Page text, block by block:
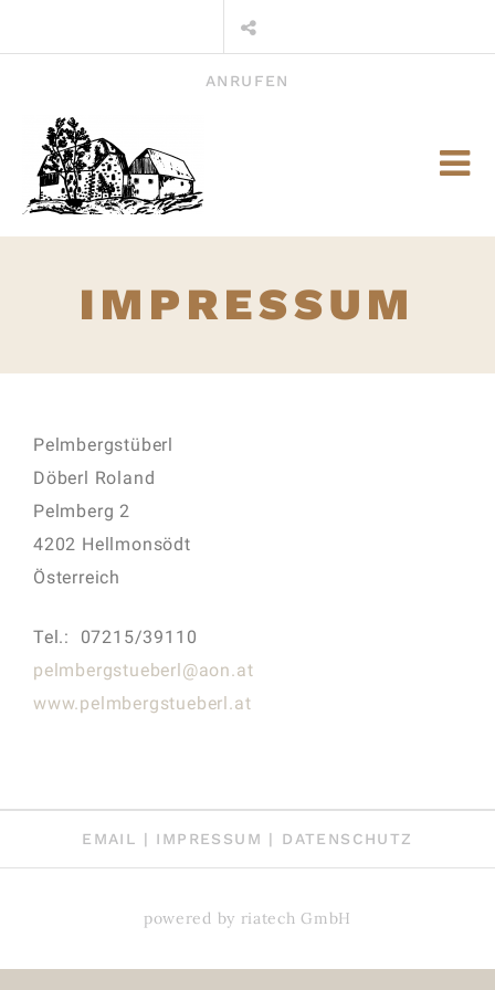
ANRUFEN
IMPRESSUM
Pelmbergstüberl
Döberl Roland
Pelmberg 2
4202 Hellmonsödt
Österreich
Tel.: 07215/39110
pelmbergstueberl@aon.at
www.pelmbergstueberl.at
powered by riatech GmbH
EMAIL | IMPRESSUM | DATENSCHUTZ